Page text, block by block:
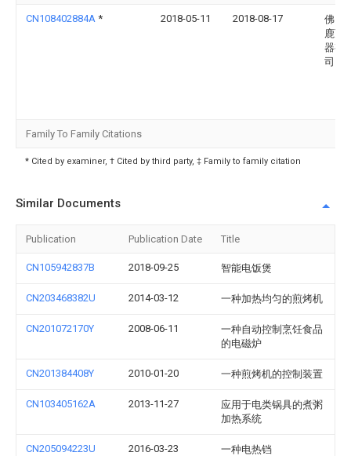
CN108402884A * 2018-05-11 2018-08-17
佛山
鹿万
器有
司
Family To Family Citations
* Cited by examiner, † Cited by third party, ‡ Family to family citation
Similar Documents
Publication Publication Date Title
CN105942837B 2018-09-25 智能电饭煲
CN203468382U 2014-03-12 一种加热均匀的煎烤机
CN201072170Y 2008-06-11
一种自动控制烹饪食品
的电磁炉
CN201384408Y 2010-01-20 一种煎烤机的控制装置
CN103405162A 2013-11-27
应用于电类锅具的煮粥
加热系统
CN205094223U 2016-03-23 一种电热铛